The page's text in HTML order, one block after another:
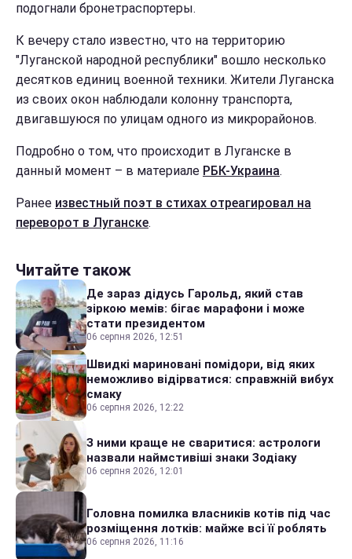
подогнали бронетраспортеры.
К вечеру стало известно, что на территорию
"Луганской народной республики" вошло несколько
десятков единиц военной техники. Жители Луганска
из своих окон наблюдали колонну транспорта,
двигавшуюся по улицам одного из микрорайонов.
Подробно о том, что происходит в Луганске в
данный момент – в материале РБК-Украина.
Ранее известный поэт в стихах отреагировал на
переворот в Луганске.
Читайте також
Де зараз дідусь Гарольд, який став
зіркою мемів: бігає марафони і може
стати президентом
06 серпня 2026, 12:51
Швидкі мариновані помідори, від яких
неможливо відірватися: справжній вибух
смаку
06 серпня 2026, 12:22
З ними краще не сваритися: астрологи
назвали наймстивіші знаки Зодіаку
06 серпня 2026, 12:01
Головна помилка власників котів під час
розміщення лотків: майже всі її роблять
06 серпня 2026, 11:16